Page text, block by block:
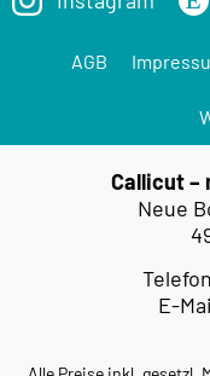
AGB
Callicut –
Neue
E-